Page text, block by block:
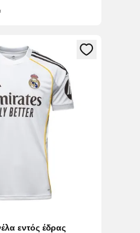
για να συνδεθείτε ή να
εντός έδρας